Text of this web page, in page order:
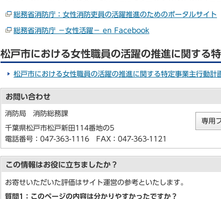
総務省消防庁：女性消防吏員の活躍推進のためのポータルサイト
総務省消防庁 －女性活躍－ en Facebook
松戸市における女性職員の活躍の推進に関する
松戸市における女性職員の活躍の推進に関する特定事業主行動計
お問い合わせ
消防局 消防総務課
千葉県松戸市松戸新田114番地の5
電話番号： 047-363-1116 FAX：047-363-1121
専用
この情報はお役に立ちましたか？
お寄せいただいた評価はサイト運営の参考といたします。
質問1：このページの内容は分かりやすかったですか？